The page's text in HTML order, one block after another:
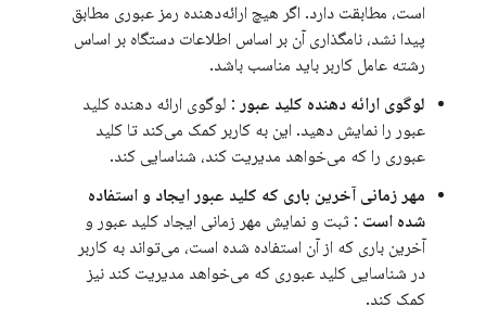
است، مطابقت دارد. اگر هیچ ارائه‌دهنده رمز عبوری مطابق
پیدا نشد، نامگذاری آن بر اساس اطلاعات دستگاه بر اساس
رشته عامل کاربر باید مناسب باشد.
لوگوی ارائه دهنده کلید عبور : لوگوی ارائه دهنده کلید
عبور را نمایش دهید. این به کاربر کمک می‌کند تا کلید
عبوری را که می‌خواهد مدیریت کند، شناسایی کند.
مهر زمانی آخرین باری که کلید عبور ایجاد و استفاده
شده است : ثبت و نمایش مهر زمانی ایجاد کلید عبور و
آخرین باری که از آن استفاده شده است، می‌تواند به کاربر
در شناسایی کلید عبوری که می‌خواهد مدیریت کند نیز
کمک کند.